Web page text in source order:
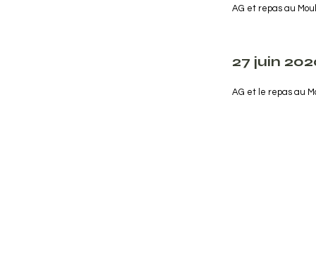
AG et repas au
27 juin
AG et le repas au